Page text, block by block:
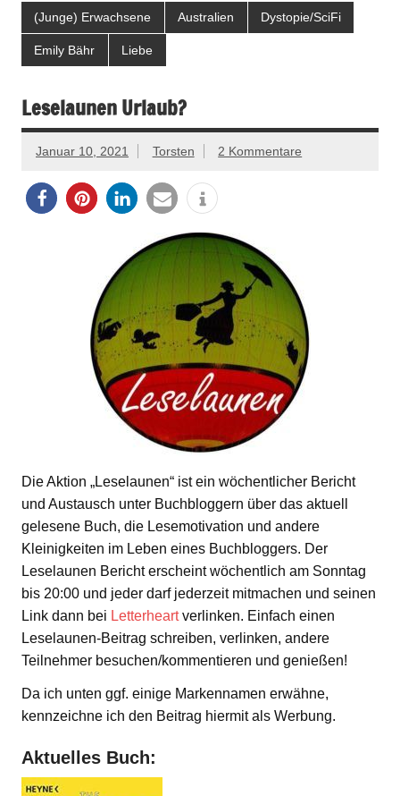
(Junge) Erwachsene Australien Dystopie/SciFi
Emily Bähr Liebe
Leselaunen Urlaub?
Januar 10, 2021 Torsten 2 Kommentare
Die Aktion „Leselaunen“ ist ein wöchentlicher Bericht
und Austausch unter Buchbloggern über das aktuell
gelesene Buch, die Lesemotivation und andere
Kleinigkeiten im Leben eines Buchbloggers. Der
Leselaunen Bericht erscheint wöchentlich am Sonntag
bis 20:00 und jeder darf jederzeit mitmachen und seinen
Link dann bei Letterheartverlinken. Einfach einen
Leselaunen-Beitrag schreiben, verlinken, andere
Teilnehmer besuchen/kommentieren und genießen!
Da ich unten ggf. einige Markennamen erwähne,
kennzeichne ich den Beitrag hiermit als Werbung.
Aktuelles Buch: